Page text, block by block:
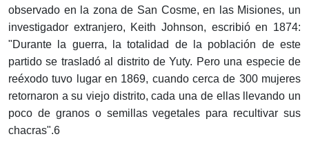
observado en la zona de San Cosme, en las Misiones, un
investigador extranjero, Keith Johnson, escribió en 1874:
"Durante la guerra, la totalidad de la población de este
partido se trasladó al distrito de Yuty. Pero una especie de
reéxodo tuvo lugar en 1869, cuando cerca de 300 mujeres
retornaron a su viejo distrito, cada una de ellas llevando un
poco de granos o semillas vegetales para recultivar sus
chacras".6